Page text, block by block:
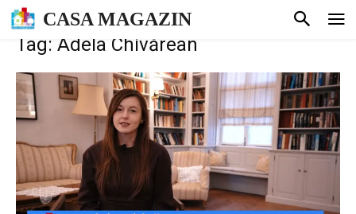
CASA MAGAZIN
Tag: Adela Chivărean